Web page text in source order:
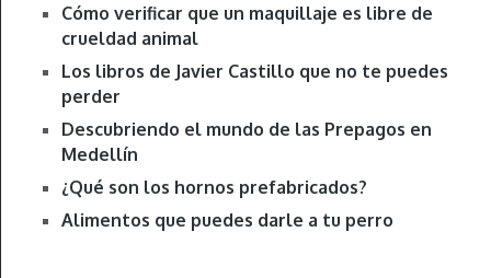
Cómo verificar que un maquillaje es libre de
crueldad animal
Los libros de Javier Castillo que no te puedes
perder
Descubriendo el mundo de las Prepagos en
Medellín
¿Qué son los hornos prefabricados?
Alimentos que puedes darle a tu perro